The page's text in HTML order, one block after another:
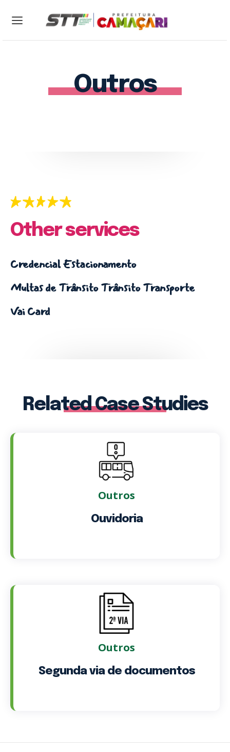
ENTRAR
Central 24h:
(71) 98264-0756
Ouvidoria
Outros
Other services
Credencial Estacionamento
Multas de TrânsitoTrânsitoTransporte
Vai Card
Related Case Studies
Outros
Ouvidoria
Outros
Segunda via de documentos